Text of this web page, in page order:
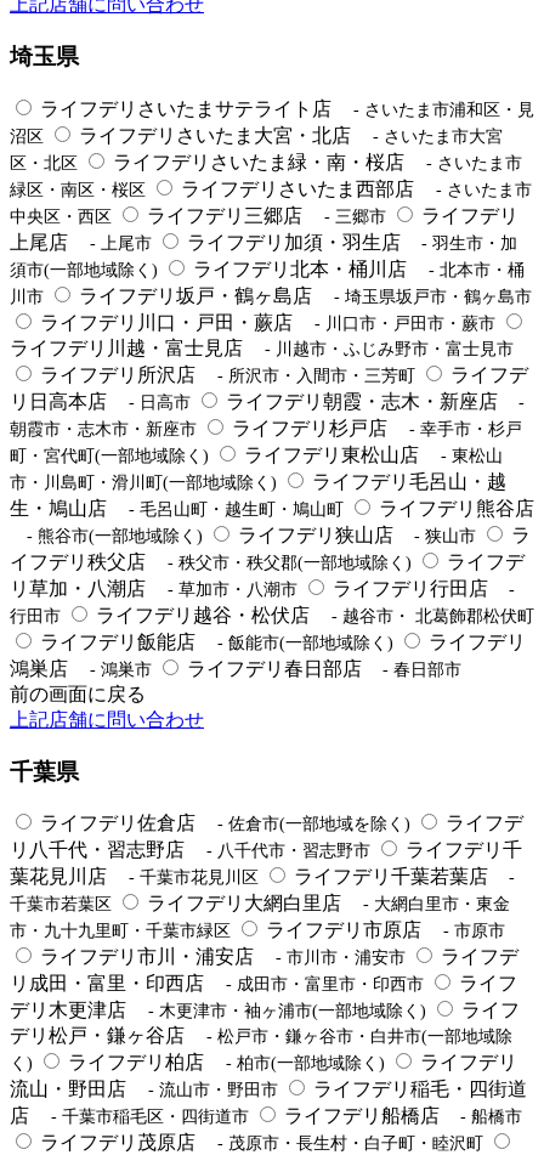
上記店舗に問い合わせ
埼玉県
ライフデリさいたまサテライト店
- さいたま市浦和区・見
沼区
ライフデリさいたま大宮・北店
- さいたま市大宮
区・北区
ライフデリさいたま緑・南・桜店
- さいたま市
緑区・南区・桜区
ライフデリさいたま西部店
- さいたま市
中央区・西区
ライフデリ三郷店 - 三郷市
ライフデリ
上尾店
- 上尾市 ライフデリ加須・羽生店
- 羽生市・加
須市(一部地域除く)
ライフデリ北本・桶川店
- 北本市・桶
川市
ライフデリ坂戸・鶴ヶ島店 - 埼玉県坂戸市・鶴ヶ島市
ライフデリ川口・戸田・蕨店 - 川口市・戸田市・蕨市
ライフデリ川越・富士見店 - 川越市・ふじみ野市・富士見市
ライフデリ所沢店 - 所沢市・入間市・三芳町
ライフデ
リ日高本店
- 日高市 ライフデリ朝霞・志木・新座店
-
朝霞市・志木市・新座市
ライフデリ杉戸店
- 幸手市・杉戸
町・宮代町(一部地域除く)
ライフデリ東松山店
- 東松山
市・川島町・滑川町(一部地域除く)
ライフデリ毛呂山・越
生・鳩山店
- 毛呂山町・越生町・鳩山町 ライフデリ熊谷店
- 熊谷市(一部地域除く) ライフデリ狭山店 - 狭山市
ラ
イフデリ秩父店
- 秩父市・秩父郡(一部地域除く)
ライフデ
リ草加・八潮店
- 草加市・八潮市 ライフデリ行田店
-
行田市
ライフデリ越谷・松伏店 - 越谷市・ 北葛飾郡松伏町
ライフデリ飯能店 - 飯能市(一部地域除く)
ライフデリ
鴻巣店
- 鴻巣市 ライフデリ春日部店 - 春日部市
前の画面に戻る
上記店舗に問い合わせ
千葉県
ライフデリ佐倉店 - 佐倉市(一部地域を除く)
ライフデ
リ八千代・習志野店
- 八千代市・習志野市
ライフデリ千
葉花見川店
- 千葉市花見川区 ライフデリ千葉若葉店
-
千葉市若葉区
ライフデリ大網白里店
- 大網白里市・東金
市・九十九里町・千葉市緑区
ライフデリ市原店 - 市原市
ライフデリ市川・浦安店 - 市川市・浦安市
ライフデ
リ成田・富里・印西店
- 成田市・富里市・印西市
ライフ
デリ木更津店
- 木更津市・袖ヶ浦市(一部地域除く)
ライフ
デリ松戸・鎌ヶ谷店
- 松戸市・鎌ヶ谷市・白井市(一部地域除
く)
ライフデリ柏店 - 柏市(一部地域除く)
ライフデリ
流山・野田店
- 流山市・野田市
ライフデリ稲毛・四街道
店
- 千葉市稲毛区・四街道市 ライフデリ船橋店 - 船橋市
ライフデリ茂原店 - 茂原市・長生村・白子町・睦沢町